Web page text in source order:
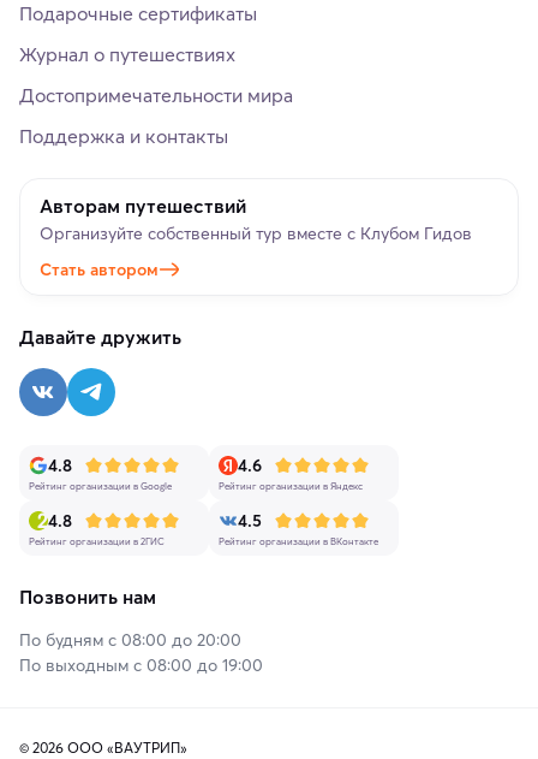
Подарочные сертификаты
Журнал о путешествиях
Достопримечательности мира
Поддержка и контакты
Авторам путешествий
Организуйте собственный тур вместе с Клубом Гидов
Стать автором
Давайте дружить
4.8
Рейтинг организации в Google
4.6
Рейтинг организации в Яндекс
4.8
Рейтинг организации в 2ГИС
4.5
Рейтинг организации в ВКонтакте
Позвонить нам
По будням с 08:00 до 20:00
По выходным с 08:00 до 19:00
© 2026 ООО «ВАУТРИП»